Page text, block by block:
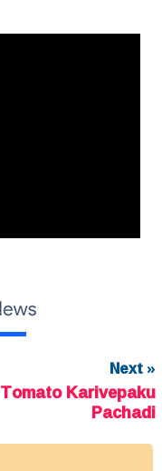
Next »
Tomato Karivepaku
Pachadi